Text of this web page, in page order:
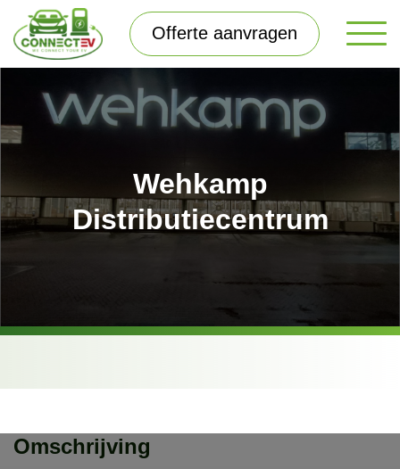
Offerte aanvragen
Wehkamp
Distributiecentrum
Omschrijving